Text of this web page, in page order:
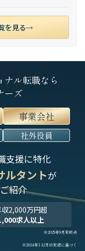
を見る
ル転職なら
ーズ
事業会社
社外役員
支援に特化
ルタントが
紹介
2,000万円超
求人以上
※2025年9月末時点
※2024年1-12月の実績に基づく